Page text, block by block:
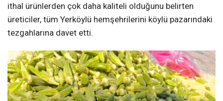
ithal ürünlerden çok daha kaliteli olduğunu belirten
üreticiler, tüm Yerköylü hemşehrilerini köylü pazarındaki
tezgahlarına davet etti.